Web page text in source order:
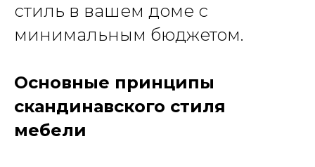
стиль в вашем доме с
минимальным бюджетом.
Основные принципы
скандинавского стиля
мебели